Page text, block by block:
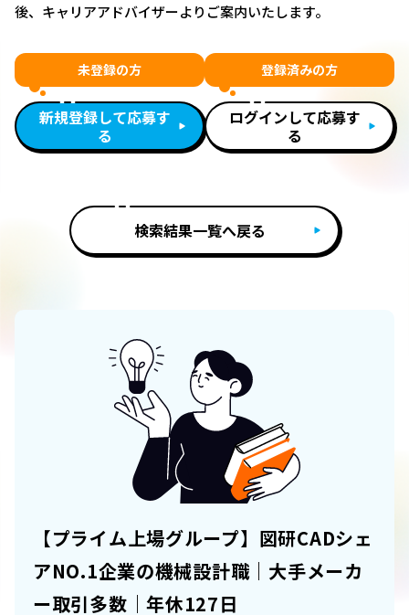
後、キャリアアドバイザーよりご案内いたします。
未登録の方
新規登録して応募す
る
登録済みの方
ログインして応募す
る
検索結果一覧へ戻る
【プライム上場グループ】図研CADシェ
アNO.1企業の機械設計職｜大手メーカ
ー取引多数｜年休127日